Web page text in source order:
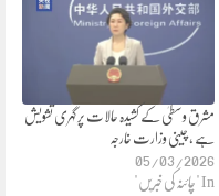
مشرق وسطیٰ کے کشیدہ حالات پر گہری تشویش
ہے ، چینی وزارت خارجہ
05/03/2026
In "چائنہ کی خبریں"